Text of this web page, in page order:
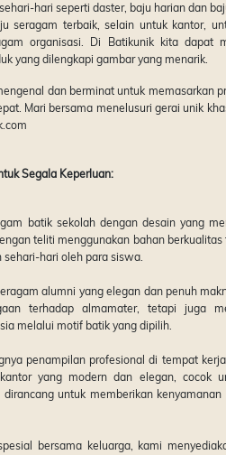
hari seperti daster, baju harian dan
seragam terbaik, selain untuk kantor,
organisasi. Di Batikunik kita dapat
yang dilengkapi gambar yang menarik.
dan berminat untuk memasarkan
Mari bersama menelusuri gerai unik
Segala Keperluan:
batik sekolah dengan desain yang
teliti menggunakan bahan
hari oleh para siswa.
alumni yang elegan dan penuh
terhadap almamater, tetapi juga
melalui motif batik yang dipilih.
penampilan profesional di tempat
yang modern dan elegan, cocok
untuk memberikan
bersama keluarga, kami